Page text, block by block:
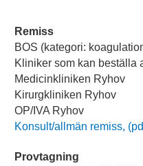
Remiss
BOS (kategori:
Kliniker som kan beställa
Medicinkliniken Ryhov
Kirurgkliniken Ryhov
OP/IVA Ryhov
Konsult/allmän remiss,
Provtagning